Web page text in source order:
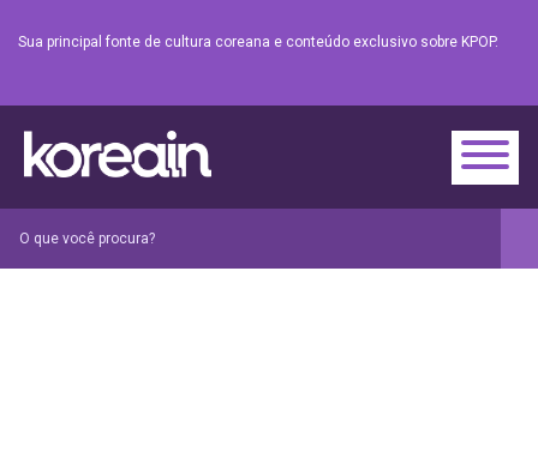
Sua principal fonte de cultura coreana e conteúdo exclusivo sobre KPOP.